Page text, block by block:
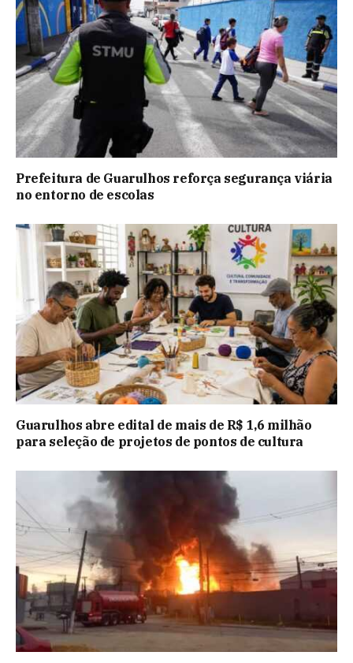
Prefeitura de Guarulhos reforça segurança viária
no entorno de escolas
Guarulhos abre edital de mais de R$ 1,6 milhão
para seleção de projetos de pontos de cultura